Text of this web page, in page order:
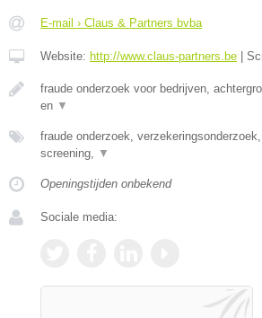
E-mail › Claus & Partners bvba
Website: http://www.claus-partners.be |
fraude onderzoek voor bedrijven,
en ▼
fraude onderzoek,
screening,
▼
Openingstijden onbekend
Sociale media: